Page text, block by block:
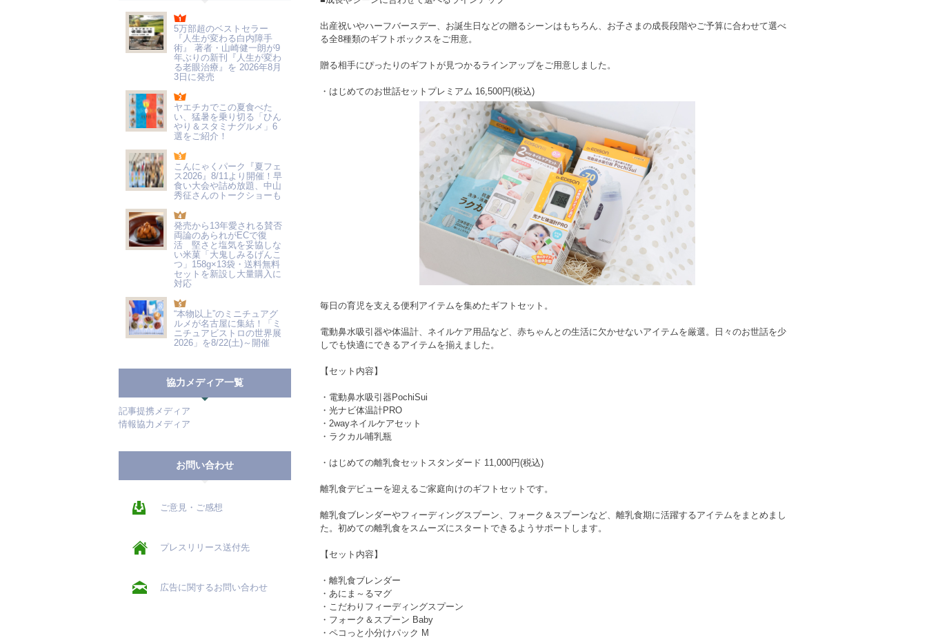
5万部超のベストセラー
『人生が変わる白内障手
術』 著者・山崎健一朗が9
年ぶりの新刊『人生が変わ
る老眼治療』を 2026年8月
3日に発売
ヤエチカでこの夏食べた
い、猛暑を乗り切る「ひん
やり＆スタミナグルメ」6
選をご紹介！
こんにゃくパーク『夏フェ
ス2026』8/11より開催！早
食い大会や詰め放題、中山
秀征さんのトークショーも
発売から13年愛される賛否
両論のあられがECで復
活 堅さと塩気を妥協しな
い米菓「大鬼しみるげんこ
つ」158g×13袋・送料無料
セットを新設し大量購入に
対応
“本物以上”のミニチュアグ
ルメが名古屋に集結！「ミ
ニチュアビストロの世界展
2026」を8/22(土)～開催
協力メディア一覧
記事提携メディア
情報協力メディア
お問い合わせ
ご意見・ご感想
プレスリリース送付先
広告に関するお問い合わせ
出産祝いやハーフバースデー、お誕生日などの贈るシーンはもちろん、お子さまの成長段階やご予算に合わせて選べ
る全8種類のギフトボックスをご用意。
贈る相手にぴったりのギフトが見つかるラインアップをご用意しました。
・はじめてのお世話セットプレミアム 16,500円(税込)
毎日の育児を支える便利アイテムを集めたギフトセット。
電動鼻水吸引器や体温計、ネイルケア用品など、赤ちゃんとの生活に欠かせないアイテムを厳選。日々のお世話を少
しでも快適にできるアイテムを揃えました。
【セット内容】
・電動鼻水吸引器PochiSui
・光ナビ体温計PRO
・2wayネイルケアセット
・ラクカル哺乳瓶
・はじめての離乳食セットスタンダード 11,000円(税込)
離乳食デビューを迎えるご家庭向けのギフトセットです。
離乳食ブレンダーやフィーディングスプーン、フォーク＆スプーンなど、離乳食期に活躍するアイテムをまとめまし
た。初めての離乳食をスムーズにスタートできるようサポートします。
【セット内容】
・離乳食ブレンダー
・あにま～るマグ
・こだわりフィーディングスプーン
・フォーク＆スプーン Baby
・ペコっと小分けパック M